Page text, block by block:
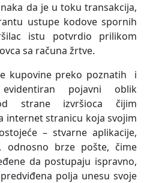
da je u toku transakcija,
ustupe kodove spornih
istu potvrdio prilikom
sa računa žrtve.
kupovine preko poznatih i
pojavni oblik
strane izvršioca čijim
internet stranicu koja svojim
– stvarne aplikacije,
odnosno brze pošte, čime
da postupaju ispravno,
polja unesu svoje